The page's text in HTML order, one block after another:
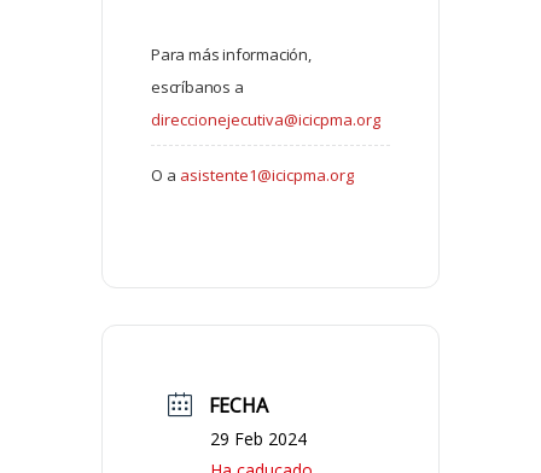
Para más información,
escríbanos a
direccionejecutiva@icicpma.org
O a asistente1@icicpma.org
FECHA
29 Feb 2024